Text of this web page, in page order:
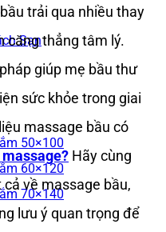
Sạn
50×100
60×120
70×140
trải qua nhiều thay
căng thẳng tâm lý.
giúp mẹ bầu thư
sức khỏe trong giai
massage bầu có
Hãy cùng
về massage bầu,
lưu ý quan trọng để